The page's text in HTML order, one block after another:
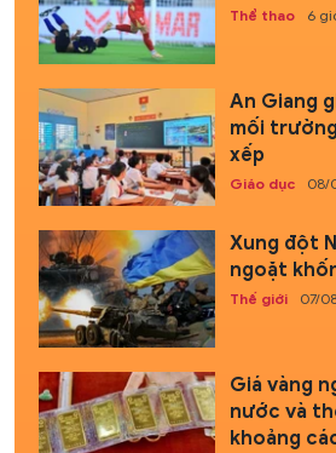
Thể thao 6
An Giang
mối
xếp
Giáo dục 08/
Xung đột
ngoặt
Thế giới 07/
Giá vàng
nước và
khoảng